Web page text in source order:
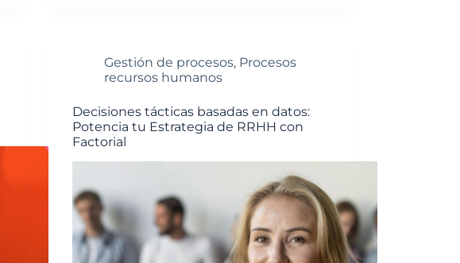
Gestión de procesos, Procesos
recursos humanos
Decisiones tácticas basadas en datos:
Potencia tu Estrategia de RRHH con
Factorial